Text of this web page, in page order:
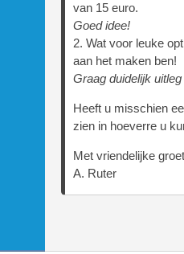
van 15 euro.
Goed idee!
2. Wat voor leuke
aan het maken ben!
Graag duidelijk
Heeft u misschien
zien in hoeverre u
Met vriendelijke
A. Ruter